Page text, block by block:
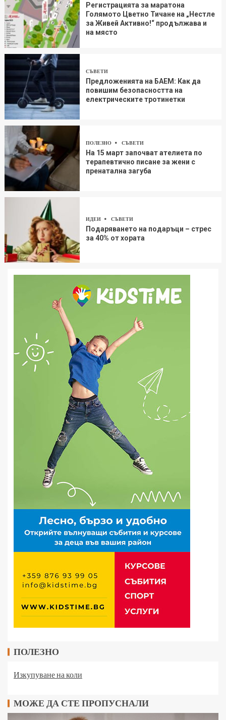
Регистрацията за маратона
Голямото Цветно Тичане на „Нестле
за Живей Aктивно!“ продължава и
на място
СЪВЕТИ
Предложенията на БАЕМ: Как да
повишим безопасността на
електрическите тротинетки
ПОЛЕЗНО СЪВЕТИ
На 15 март започват ателиета по
терапевтично писане за жени с
пренатална загуба
ИДЕИ СЪВЕТИ
Подаряването на подаръци – стрес
за 40% от хората
ПОЛЕЗНО
Изкупуване на коли
МОЖЕ ДА СТЕ ПРОПУСНАЛИ